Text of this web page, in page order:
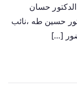
حسان
حسين طه ،نائب
[…]